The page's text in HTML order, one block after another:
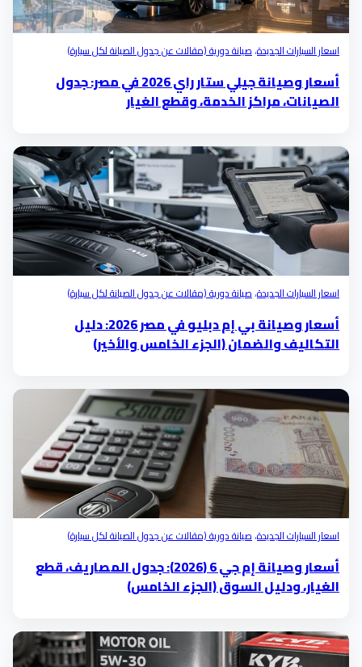
اسعار السيارات الجديدة،صيانة دورية (مقالات عن جدول الصيانة لكل سيارة)
أسعار وصيانة جيلي ستار راي 2026 في مصر: جدول
الصيانات، مراكز الخدمة، وقطع الغيار
اسعار السيارات الجديدة،صيانة دورية (مقالات عن جدول الصيانة لكل سيارة)
أسعار وصيانة بي إم دبليو في مصر 2026: دليل
التكاليف والضمان (الجزء الخامس والأخير)
اسعار السيارات الجديدة،صيانة دورية (مقالات عن جدول الصيانة لكل سيارة)
أسعار وصيانة إم جي 6 (2026): جدول المصاريف، قطع
الغيار، ودليل السوق (الجزء الخامس)